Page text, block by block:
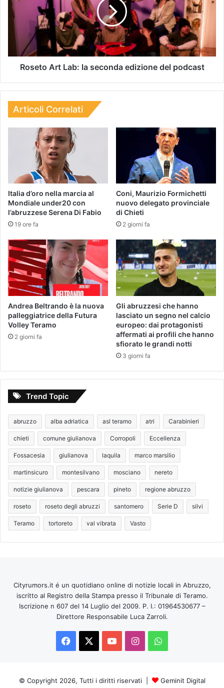
Roseto Art Lab: la seconda edizione del podcast
Articoli Correlati
Italia d’oro nella marcia al
Mondiale under20 con
l’abruzzese Serena Di Fabio
19 ore fa
Coni, Maurizio Formichetti
nuovo delegato provinciale
di Chieti
2 giorni fa
Andrea Beltrando è la nuova
palleggiatrice della Futura
Volley Teramo
2 giorni fa
Gli abruzzesi che hanno
lasciato un segno nel calcio
europeo: dai protagonisti
affermati ai profili che hanno
sfiorato le grandi notti
3 giorni fa
Trend Topic
abruzzo alba adriatica asl teramo atri Carabinieri
chieti comune giulianova Corropoli Eccellenza
Fossacesia giulianova laquila marco marsilio
martinsicuro montesilvano mosciano nereto
notizie giulianova pescara pineto regione abruzzo
roseto roseto degli abruzzi santomero Serie D silvi
Teramo tortoreto val vibrata Vasto
Cityrumors.it é un quotidiano online di notizie locali in Abruzzo,
iscritto al Registro della Stampa presso il Tribunale di Teramo.
Iscrizione n 607 del 14 Luglio del 2009. P. I.: 01964530677 –
Direttore Responsabile Luca Zarroli.
Facebook
You InstagramWhatsApp
© Copyright 2026, Tutti i diritti riservati | Geminit Digital